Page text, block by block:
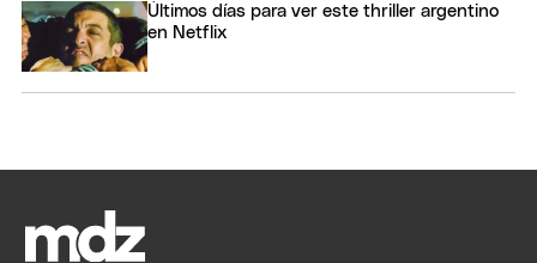
Últimos días para ver este thriller argentino
en Netflix